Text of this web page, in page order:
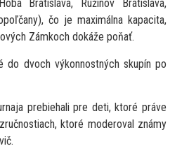
Bratislava, Ružinov Bratislava,
čo je maximálna kapacita,
Zámkoch dokáže poňať.
do dvoch výkonnostných skupín po
prebiehali pre deti, ktoré práve
ktoré moderoval známy